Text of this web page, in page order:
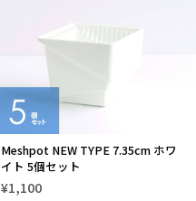
Meshpot NEW TYPE 7.35cm ホワ
イト 5個セット
¥1,100